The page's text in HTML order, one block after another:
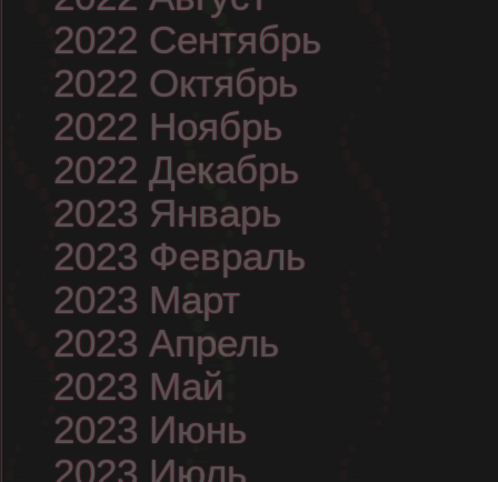
2022 Сентябрь
2022 Октябрь
2022 Ноябрь
2022 Декабрь
2023 Январь
2023 Февраль
2023 Март
2023 Апрель
2023 Май
2023 Июнь
2023 Июль